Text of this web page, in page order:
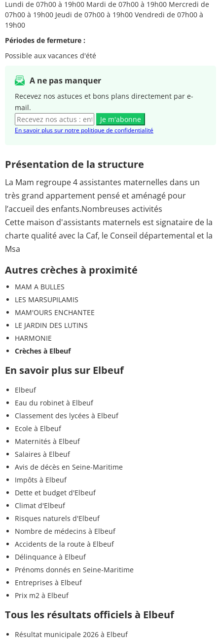
Lundi de 07h00 à 19h00 Mardi de 07h00 à 19h00 Mercredi de
07h00 à 19h00 Jeudi de 07h00 à 19h00 Vendredi de 07h00 à
19h00
Périodes de fermeture :
Possible aux vacances d'été
A ne pas manquer
Recevez nos astuces et bons plans directement par e-
mail.
Je m'abonne
En savoir plus sur notre politique de confidentialité
Présentation de la structure
La Mam regroupe 4 assistantes maternelles dans un
très grand appartement pensé et aménagé pour
l’accueil des enfants.Nombreuses activités
Cette maison d'assistants maternels est signataire de la
charte qualité avec la Caf, le Conseil départemental et la
Msa
Autres crèches à proximité
MAM A BULLES
LES MARSUPILAMIS
MAM'OURS ENCHANTEE
LE JARDIN DES LUTINS
HARMONIE
Crèches à Elbeuf
En savoir plus sur Elbeuf
Elbeuf
Eau du robinet à Elbeuf
Classement des lycées à Elbeuf
Ecole à Elbeuf
Maternités à Elbeuf
Salaires à Elbeuf
Avis de décès en Seine-Maritime
Impôts à Elbeuf
Dette et budget d'Elbeuf
Climat d'Elbeuf
Risques naturels d'Elbeuf
Nombre de médecins à Elbeuf
Accidents de la route à Elbeuf
Délinquance à Elbeuf
Prénoms donnés en Seine-Maritime
Entreprises à Elbeuf
Prix m2 à Elbeuf
Tous les résultats officiels à Elbeuf
Résultat municipale 2026 à Elbeuf